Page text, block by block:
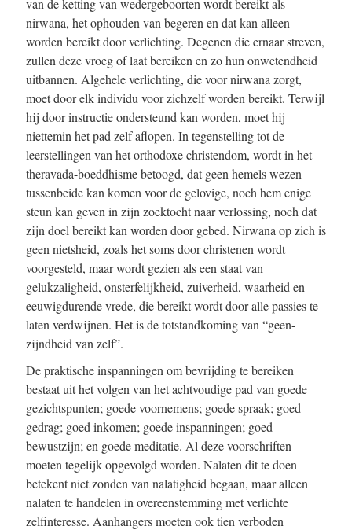
nirwana, het ophouden van begeren en dat kan alleen
worden bereikt door verlichting. Degenen die ernaar streven,
zullen deze vroeg of laat bereiken en zo hun onwetendheid
uitbannen. Algehele verlichting, die voor nirwana zorgt,
moet door elk individu voor zichzelf worden bereikt. Terwijl
hij door instructie ondersteund kan worden, moet hij
niettemin het pad zelf aflopen. In tegenstelling tot de
leerstellingen van het orthodoxe christendom, wordt in het
theravada-boeddhisme betoogd, dat geen hemels wezen
tussenbeide kan komen voor de gelovige, noch hem enige
steun kan geven in zijn zoektocht naar verlossing, noch dat
zijn doel bereikt kan worden door gebed. Nirwana op zich is
geen nietsheid, zoals het soms door christenen wordt
voorgesteld, maar wordt gezien als een staat van
gelukzaligheid, onsterfelijkheid, zuiverheid, waarheid en
eeuwigdurende vrede, die bereikt wordt door alle passies te
laten verdwijnen. Het is de totstandkoming van “geen-
zijndheid van zelf”.
De praktische inspanningen om bevrijding te bereiken
bestaat uit het volgen van het achtvoudige pad van goede
gezichtspunten; goede voornemens; goede spraak; goed
gedrag; goed inkomen; goede inspanningen; goed
bewustzijn; en goede meditatie. Al deze voorschriften
moeten tegelijk opgevolgd worden. Nalaten dit te doen
betekent niet zonden van nalatigheid begaan, maar alleen
nalaten te handelen in overeenstemming met verlichte
zelfinteresse. Aanhangers moeten ook tien verboden